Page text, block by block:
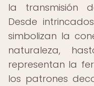
la transmisión
Desde
simbolizan la
naturaleza,
representan la
los patrones